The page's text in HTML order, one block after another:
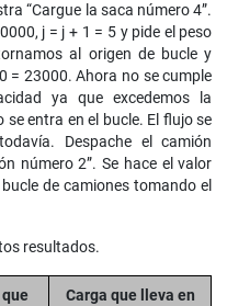
“Cargue la saca número 4”.
j = j + 1 = 5 y pide el peso
al origen de bucle y
= 23000. Ahora no se cumple
ya que excedemos la
entra en el bucle. El flujo se
Despache el camión
número 2”. Se hace el valor
de camiones tomando el
resultados.
Carga que lleva en